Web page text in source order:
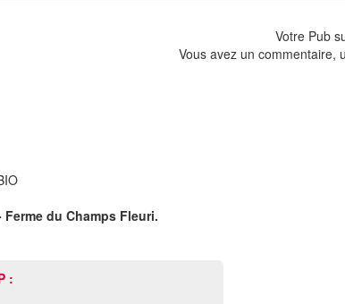
Votre Pub
Vous avez un commentaire,
du Champs Fleuri.
: